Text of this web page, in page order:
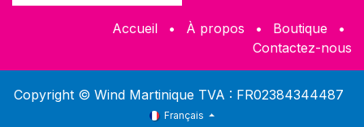
Accueil • À propos • ​Boutique
•
Contactez-nous
Copyright © Wind Martinique TVA : FR02384344487
Français